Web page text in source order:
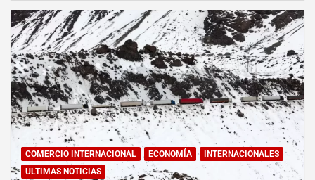
COMERCIO INTERNACIONAL ECONOMÍA
INTERNACIONALES
ULTIMAS NOTICIAS